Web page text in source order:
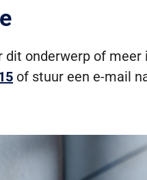
dit onderwerp of
of stuur een e-mail